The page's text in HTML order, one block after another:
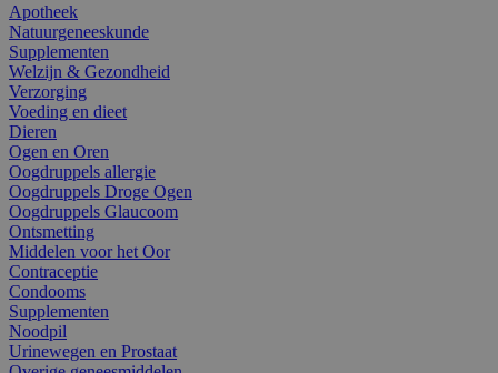
Apotheek
Natuurgeneeskunde
Supplementen
Welzijn & Gezondheid
Verzorging
Voeding en dieet
Dieren
Ogen en Oren
Oogdruppels allergie
Oogdruppels Droge Ogen
Oogdruppels Glaucoom
Ontsmetting
Middelen voor het Oor
Contraceptie
Condooms
Supplementen
Noodpil
Urinewegen en Prostaat